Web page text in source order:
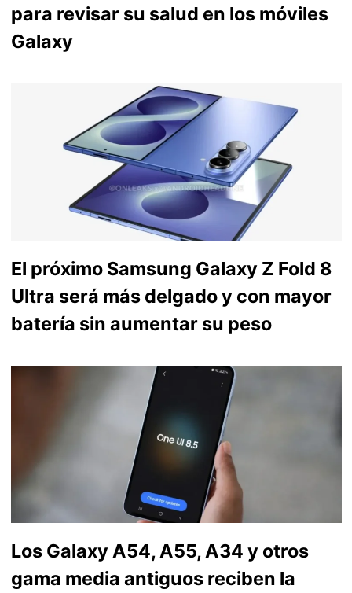
para revisar su salud en los móviles
Galaxy
El próximo Samsung Galaxy Z Fold 8
Ultra será más delgado y con mayor
batería sin aumentar su peso
Los Galaxy A54, A55, A34 y otros
gama media antiguos reciben la